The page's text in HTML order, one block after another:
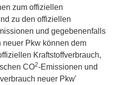
zum offiziellen
zu den offiziellen
und gegebenenfalls
neuer Pkw können dem
Kraftstoffverbrauch,
CO2-Emissionen und
neuer Pkw'